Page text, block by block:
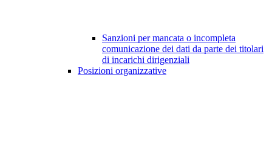
Sanzioni per mancata o incompleta
comunicazione dei dati da parte dei titolari
di incarichi dirigenziali
Posizioni organizzative